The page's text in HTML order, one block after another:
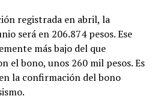
registrada en abril, la
será en 206.874 pesos. Ese
más bajo del que
el bono, unos 260 mil pesos. Es
la confirmación del bono